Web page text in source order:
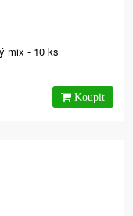
mix - 10 ks